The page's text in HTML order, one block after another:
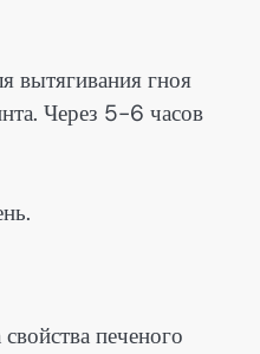
вытягивания гноя
Через 5-6 часов
печеного